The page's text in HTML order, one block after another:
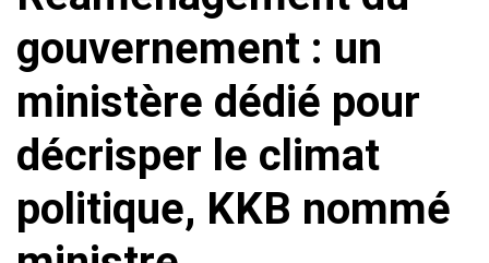
gouvernement : un
ministère dédié pour
décrisper le climat
politique, KKB nommé